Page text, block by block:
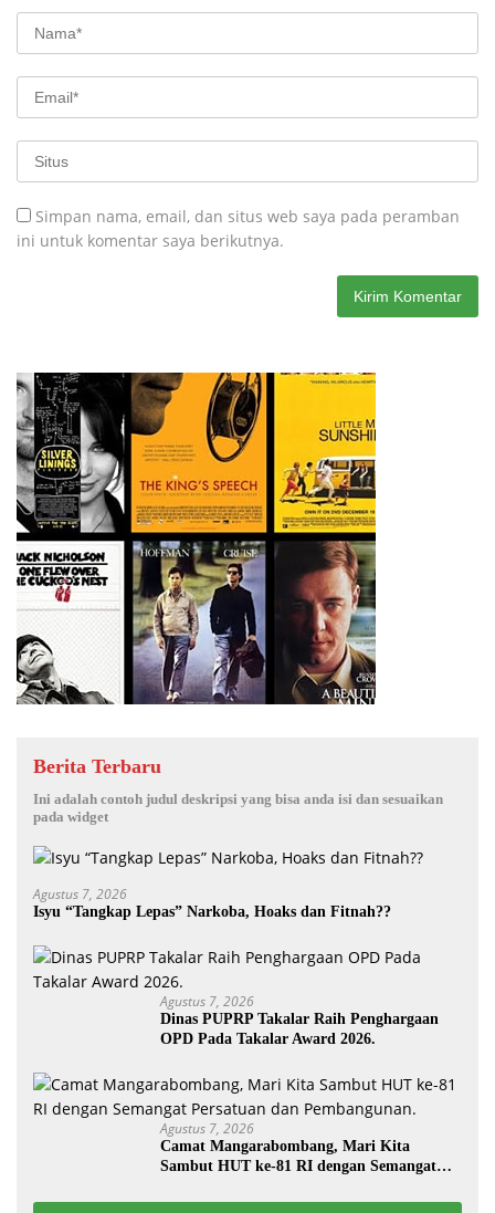
Simpan nama, email, dan situs web saya pada peramban
ini untuk komentar saya berikutnya.
Berita Terbaru
Ini adalah contoh judul deskripsi yang bisa anda isi dan sesuaikan
pada widget
Agustus 7, 2026
Isyu “Tangkap Lepas” Narkoba, Hoaks dan Fitnah??
Agustus 7, 2026
Dinas PUPRP Takalar Raih Penghargaan
OPD Pada Takalar Award 2026.
Agustus 7, 2026
Camat Mangarabombang, Mari Kita
Sambut HUT ke-81 RI dengan Semangat